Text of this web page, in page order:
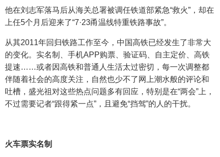
他在刘志军落马后从海关总署被调任铁道部紧急“救火”，却在
上任5个月后迎来了“7·23甬温线特重铁路事故”。
从其2011年回归铁路工作至今，中国高铁已经发生了非常大
的变化。实名制、手机APP购票、验证码、自主定价、高铁
提速……或者因高铁和普通人生活太过密切，每一次调整都
伴随着社会的高度关注，自然也少不了网上潮水般的评论和
吐槽，盛光祖对这些热点问题多有回应，特别是在“两会”上，
不过需要记者“跟得紧一点”，且避免“挡驾”的人的干扰。
火车票实名制